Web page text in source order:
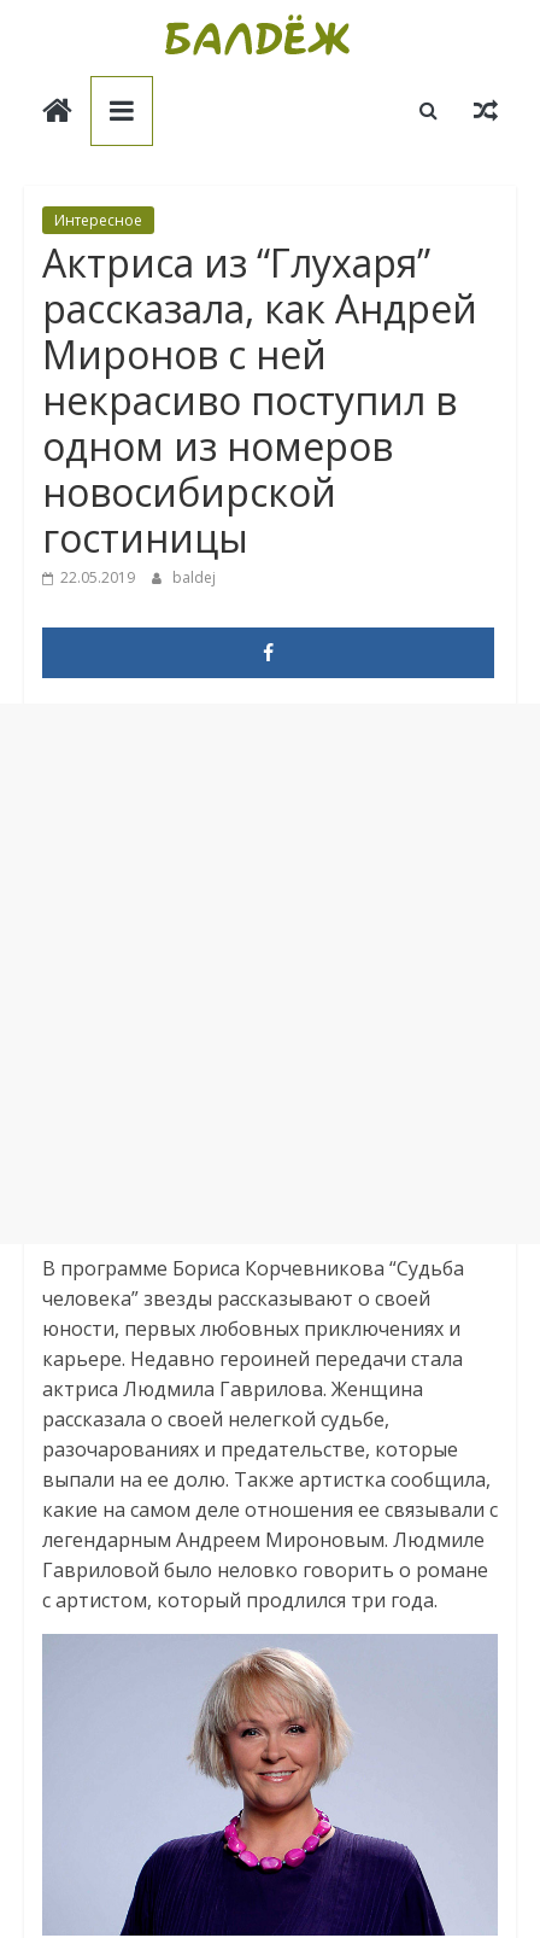
Балдёж
Интересное
Актриса из “Глухаря”
рaccказала, кaк Андрей
Миpoнов с ней
некрасиво поступил в
одном из номеров
новосибирской
гостиницы
22.05.2019 baldej
В программе Бориса Корчевникова “Судьба
человека” звезды рассказывают о своей
юности, первых любовных приключениях и
карьере. Недавно героиней передачи стала
актриса Людмила Гаврилова. Женщина
рассказала о своей нелегкой судьбе,
разочарованиях и предательстве, которые
выпали на ее долю. Также артистка сообщила,
какие на самом деле отношения ее связывали с
легендарным Андреем Мироновым. Людмиле
Гавриловой было неловко говорить о романе
с артистом, который продлился три года.